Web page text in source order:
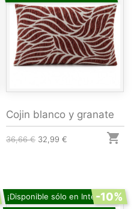
Cojin blanco y granate
36,66 € 32,99 € 
¡Disponible sólo en Internet!
-10%